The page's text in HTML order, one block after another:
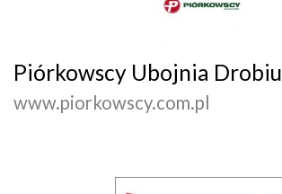
Piórkowscy Ubojnia Drobiu
www.piorkowscy.com.pl